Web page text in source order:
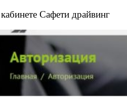
Сафети драйвинг